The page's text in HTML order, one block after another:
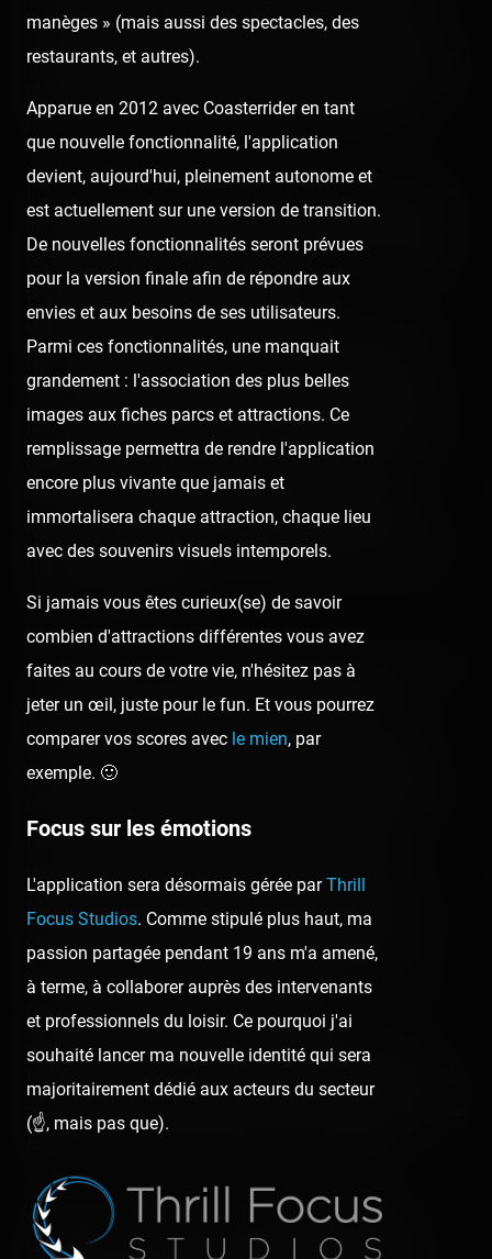
que Flo' (que je n'ai pas revu depuis un bail aussi) est
venu s'installer temporairement à Bruxelles, il fallait bien
choses. Surtout avec une telle compagnie, quoi ! 😀
Pour aujourd'hui, la météo était plutôt au rendez-vous, et
de 20 à 55 minutes en pleine après-midi, ce qui montrait
une plutôt bonne occupation des lieux.
fait que c'est la première fois que je découvre le parc
sous le "nouveau" Walibi. Le parc n'a pas eu de réelles
nouveautés comparé à ma dernière visite en 2007 mais
garde un catalogue de bonnes attractions pour des
visites occasionnelles. Il y aura juste un Vertigo en
moins et une ex-Turbine maintenant next-gen, ce qui se
fait maigre après tant d'années mais je ne suis pas là
pour ça aujourd'hui. 😉
La qualité du parc est globalement positive avec un staff
souriant et plus que sympathique. D'ailleurs, les
opérateurs étaient souvent très réactifs sur toutes les
attractions ce qui assurait une opération plutôt fluide
pour les plus impatients. 😛 Ceci dit, on cracherait
ça permet de se cultiver un peu, mais ça permet aussi de
Au niveau de la bouffe, on va dire que c'est plutôt
correct, mais il vous faut rester vigilant pour certains
manèges » (mais aussi des spectacles, des
restaurants, et autres).
Apparue en 2012 avec Coasterrider en tant
que nouvelle fonctionnalité, l'application
devient, aujourd'hui, pleinement autonome et
est actuellement sur une version de transition.
De nouvelles fonctionnalités seront prévues
pour la version finale afin de répondre aux
envies et aux besoins de ses utilisateurs.
Parmi ces fonctionnalités, une manquait
grandement : l'association des plus belles
images aux fiches parcs et attractions. Ce
remplissage permettra de rendre l'application
encore plus vivante que jamais et
immortalisera chaque attraction, chaque lieu
avec des souvenirs visuels intemporels.
Si jamais vous êtes curieux(se) de savoir
combien d'attractions différentes vous avez
faites au cours de votre vie, n'hésitez pas à
jeter un œil, juste pour le fun. Et vous pourrez
comparer vos scores avec le mien, par
exemple. 🙂
Focus sur les émotions
L'application sera désormais gérée parThrill
Focus Studios. Comme stipulé plus haut, ma
passion partagée pendant 19 ans m'a amené,
à terme, à collaborer auprès des intervenants
et professionnels du loisir. Ce pourquoi j'ai
souhaité lancer ma nouvelle identité qui sera
majoritairement dédié aux acteurs du secteur
(☝️, mais pas que).